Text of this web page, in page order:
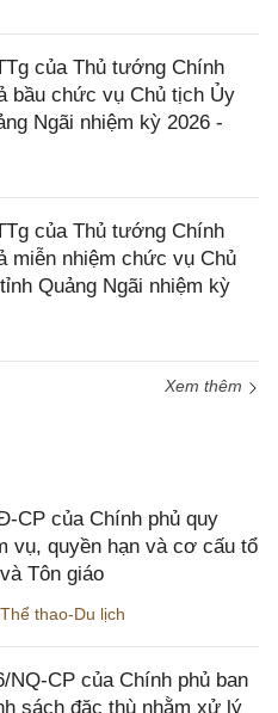
của Thủ tướng Chính
bầu chức vụ Chủ tịch Ủy
Ngãi nhiệm kỳ 2026 -
của Thủ tướng Chính
miễn nhiệm chức vụ Chủ
Quảng Ngãi nhiệm kỳ
Xem thêm
CP của Chính phủ quy
vụ, quyền hạn và cơ cấu tổ
Tôn giáo
thao-Du lịch
NQ-CP của Chính phủ ban
sách đặc thù nhằm xử lý